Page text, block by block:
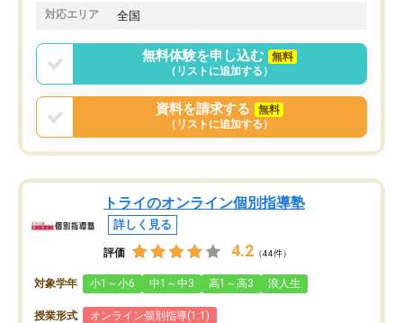
でした。
言う事で講師変更の申し出があり、あ
まりに短期での変更だった為、塾に通
う事にして退会しました。遅れも取り
戻せ、授業内容や講師の方は良かった
と思います。
対応エリア 全国
無料体験を申し込む
無料
（リストに追加する）
資料を請求する
無料
（リストに追加する）
トライのオンライン個別指導塾
詳しく見る
評価 4.2 （44件）
対象学年 小1～小6 中1～中3 高1～高3 浪人生
授業形式 オンライン個別指導(1:1)